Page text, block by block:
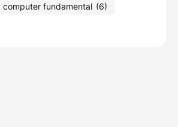
computer fundamental (6)